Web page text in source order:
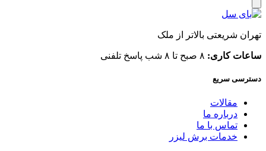
تهران شریعتی بالاتر از ملک
ساعات کاری: ۸ صبح تا ۸ شب پاسخ تلفنی
دسترسی سریع
مقالات
درباره ما
تماس با ما
خدمات برش لیزر